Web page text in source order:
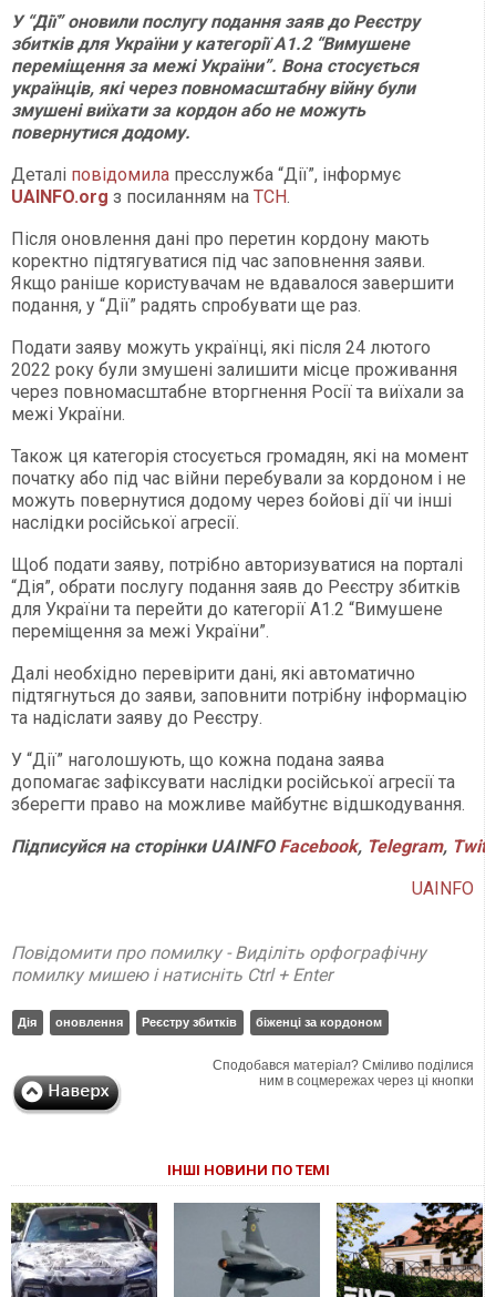
У “Дії” оновили послугу подання заяв до Реєстру
збитків для України у категорії А1.2 “Вимушене
переміщення за межі України”. Вона стосується
українців, які через повномасштабну війну були
змушені виїхати за кордон або не можуть
повернутися додому.
Деталі повідомила пресслужба “Дії”, інформує
UAINFO.org з посиланням на ТСН.
Після оновлення дані про перетин кордону мають
коректно підтягуватися під час заповнення заяви.
Якщо раніше користувачам не вдавалося завершити
подання, у “Дії” радять спробувати ще раз.
Подати заяву можуть українці, які після 24 лютого
2022 року були змушені залишити місце проживання
через повномасштабне вторгнення Росії та виїхали за
межі України.
Також ця категорія стосується громадян, які на момент
початку або під час війни перебували за кордоном і не
можуть повернутися додому через бойові дії чи інші
наслідки російської агресії.
Щоб подати заяву, потрібно авторизуватися на порталі
“Дія”, обрати послугу подання заяв до Реєстру збитків
для України та перейти до категорії А1.2 “Вимушене
переміщення за межі України”.
Далі необхідно перевірити дані, які автоматично
підтягнуться до заяви, заповнити потрібну інформацію
та надіслати заяву до Реєстру.
У “Дії” наголошують, що кожна подана заява
допомагає зафіксувати наслідки російської агресії та
зберегти право на можливе майбутнє відшкодування.
ПідписуйсянасторінкиUAINFO Facebook, Telegram,
UAINFO
Повідомити про помилку - Виділіть орфографічну
помилку мишею і натисніть Ctrl + Enter
Дія оновлення Реєстру збитків біженці за кордоном
Сподобався матеріал? Сміливо поділися
ним в соцмережах через ці кнопки
ІНШІ НОВИНИ ПО ТЕМІ